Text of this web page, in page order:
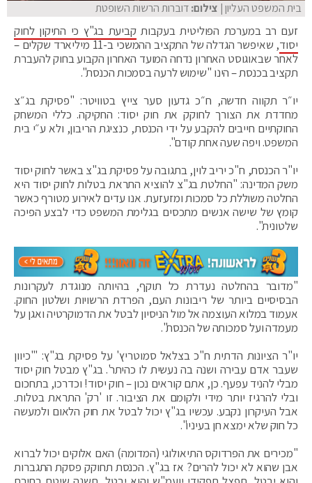
בית המשפט העליון| צילום:דוברות הרשות השופטת
זעם רב במערכת הפוליטית בעקבות קביעת בג"ץ כי התיקון לחוק
יסוד
, שאיפשר הגדלה של התקציב ההמשכי ב-11 מיליארד שקלים –
לאחר שבאוגוסט האחרון נדחה המועד האחרון הקבוע בחוק להעברת
תקציב בכנסת – הינו "שימוש לרעה בסמכות הכנסת".
יו״ר תקווה חדשה, ח״כ גדעון סער צייץ בטוויטר: "פסיקת בג״צ
מחדדת את הצורך לחוקק את חוק יסוד: החקיקה. כללי המשחק
החוקתיים חייבים להקבע על ידי הכנסת, כנציגת הריבון, ולא ע״י בית
המשפט. ויפה שעה אחת קודם".
יו"ר הכנסת, ח"כ יריב לוין, בתגובה על פסיקת בג"צ באשר לחוק יסוד
משק המדינה: "החלטת בג"צ להוציא התראת בטלות לחוק יסוד היא
החלטה משוללת כל סמכות ומזעזעת. אנו עדים לאירוע מטורף כאשר
קומץ של שישה אנשים מתכסים בגלימת המשפט כדי לבצע הפיכה
שלטונית".
"מדובר בהחלטה נעדרת כל תוקף, בהיותה מנוגדת לעקרונות
הבסיסיים ביותר של ריבונות העם, הפרדת הרשויות ושלטון החוק.
אעמוד במלוא העוצמה אל מול הניסיון לבטל את הדמוקרטיה ואגן על
מעמדה ועל סמכותה של הכנסת".
יו"ר הציונות הדתית ח"כ בצלאל סמוטריץ' על פסיקת בג"ץ: "'כיוון
שעבר אדם עבירה ושנה בה נעשית לו כהיתר'. בג"ץ מבטל חוק יסוד
מבלי להניד עפעף. כן, אתם קוראים נכון – חוק יסוד! וכדרכו, בתחכום
ובלי להרגיז יותר מידי ולקומם את הציבור. זו 'רק' התראת בטלות.
אבל העיקרון נקבע. עכשיו בג"ץ יכול לבטל את חוק הלאום ולמעשה
כל חוק שלא ימצא חן בעיניו".
‏"מכירים את הפרדוקס התיאולוגי (המדומה) האם אלוקים יכול לברוא
אבן שהוא לא יכול להרים? אז בג"ץ. הכנסת תחוקק פסקת התגברות